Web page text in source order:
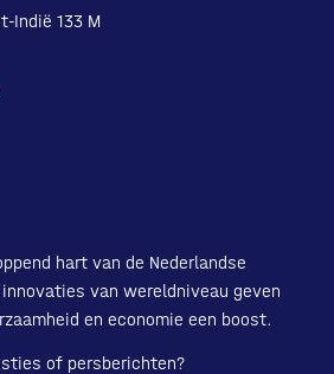
Indië 133 M
hart van de Nederlandse
van wereldniveau geven
en economie een boost.
of persberichten?